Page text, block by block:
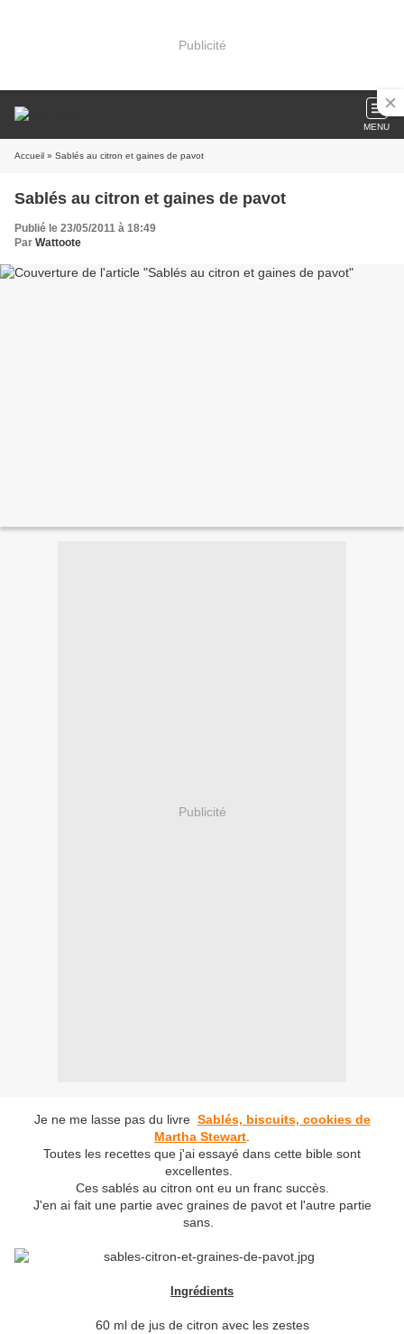
Publicité
MENU
Accueil » Sablés au citron et gaines de pavot
Sablés au citron et gaines de pavot
Publié le 23/05/2011 à 18:49
Par Wattoote
Publicité
Je ne me lasse pas du livre Sablés, biscuits, cookies de
Martha Stewart
Toutes les recettes que j'ai essayé dans cette bible sont
excellentes.
Ces sablés au citron ont eu un franc succès.
J'en ai fait une partie avec graines de pavot et l'autre partie
sans.
Ingrédients
60 ml de jus de citron avec les zestes